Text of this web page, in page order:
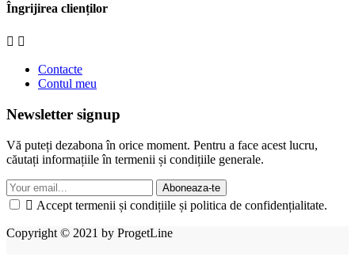
Îngrijirea clienților
 
Contacte
Contul meu
Newsletter signup
Vă puteți dezabona în orice moment. Pentru a face acest lucru,
căutați informațiile în termenii și condițiile generale.
Aboneaza-te
 Accept termenii și condițiile și politica de confidențialitate.
Copyright © 2021 by ProgetLine